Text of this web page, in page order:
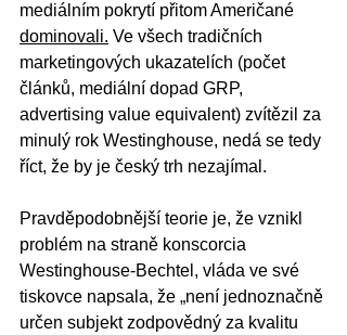
mediálním pokrytí přitom Američané
dominovali. Ve všech tradičních
marketingových ukazatelích (počet
článků, mediální dopad GRP,
advertising value equivalent) zvítězil za
minulý rok Westinghouse, nedá se tedy
říct, že by je český trh nezajímal.
Pravděpodobnější teorie je, že vznikl
problém na straně konscorcia
Westinghouse-Bechtel, vláda ve své
tiskovce napsala, že „není jednoznačně
určen subjekt zodpovědný za kvalitu